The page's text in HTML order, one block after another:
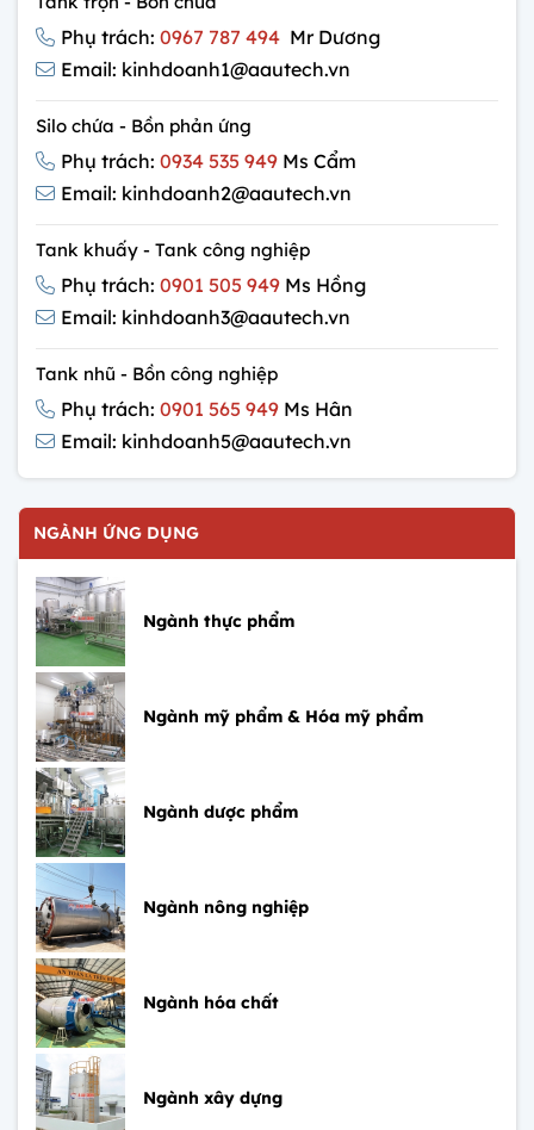
Phụ trách: 0967 787 494 Mr Dương
Email: kinhdoanh1@aautech.vn
Silo chứa - Bồn phản ứng
Phụ trách: 0934 535 949 Ms Cẩm
Email: kinhdoanh2@aautech.vn
Tank khuấy - Tank công nghiệp
Phụ trách: 0901 505 949 Ms Hồng
Email: kinhdoanh3@aautech.vn
Tank nhũ - Bồn công nghiệp
Phụ trách: 0901 565 949 Ms Hân
Email: kinhdoanh5@aautech.vn
NGÀNH ỨNG DỤNG
Ngành thực phẩm
Ngành mỹ phẩm & Hóa mỹ phẩm
Ngành dược phẩm
Ngành nông nghiệp
Ngành hóa chất
Ngành xây dựng